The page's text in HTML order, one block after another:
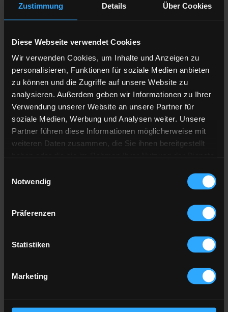
Zustimmung Details Über Cookies
Diese Webseite verwendet Cookies
Wir verwenden Cookies, um Inhalte und Anzeigen zu
personalisieren, Funktionen für soziale Medien anbieten
zu können und die Zugriffe auf unsere Website zu
analysieren. Außerdem geben wir Informationen zu Ihrer
Verwendung unserer Website an unsere Partner für
soziale Medien, Werbung und Analysen weiter. Unsere
Partner führen diese Informationen möglicherweise mit
weiteren Daten zusammen, die Sie ihnen bereitgestellt
Notwendig
Präferenzen
Statistiken
Marketing
Liefermenge
Anzahl derLieferstellen
Preis berechnen
Heizöl Standard
von emweo GmbH